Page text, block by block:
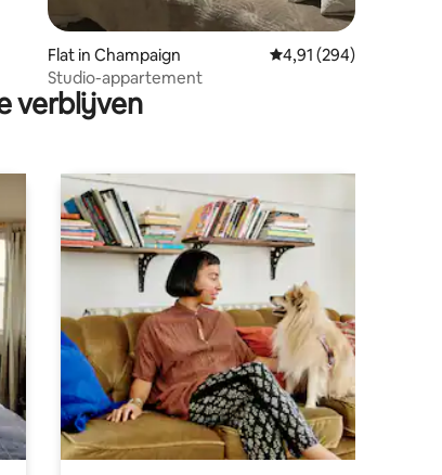
Flat in Champaign Gemiddelde
4,91 (294)
Studio-appartement
verblijven